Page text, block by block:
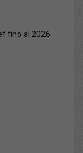
fino al 2026